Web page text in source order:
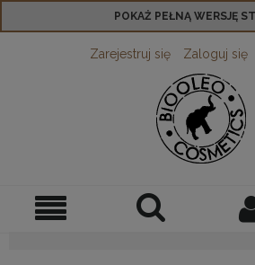
POKAŻ PEŁNĄ WERSJĘ
Zarejestruj się Zaloguj się